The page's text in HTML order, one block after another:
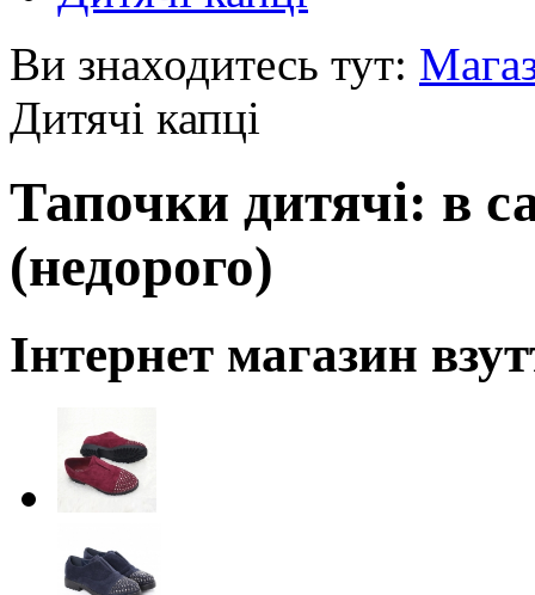
Ви знаходитесь тут:
Дитячі капці
Тапочки дитячі: в
(недорого)
Інтернет магазин